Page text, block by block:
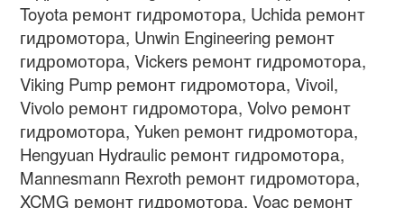
Toyota ремонт гидромотора, Uchida ремонт
гидромотора, Unwin Engineering ремонт
гидромотора, Vickers ремонт гидромотора,
Viking Pump ремонт гидромотора, Vivoil,
Vivolo ремонт гидромотора, Volvo ремонт
гидромотора, Yuken ремонт гидромотора,
Hengyuan Hydraulic ремонт гидромотора,
Mannesmann Rexroth ремонт гидромотора,
XCMG ремонт гидромотора, Voac ремонт